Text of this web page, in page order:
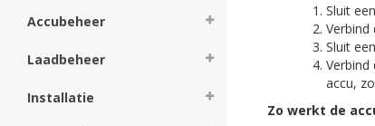
Accubeheer
Laadbeheer
Installatie
Sluit
Verbind
Sluit
accu,
Zo werkt de